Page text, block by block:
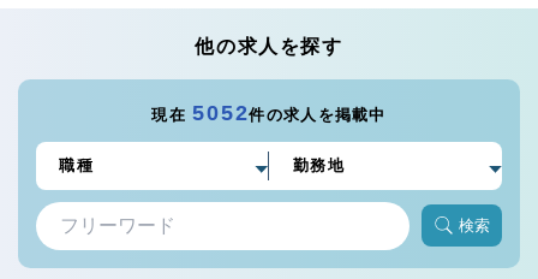
他の求人を探す
現在5052件の求人を掲載中
検索